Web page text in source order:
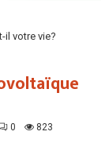
il votre vie?
0 823